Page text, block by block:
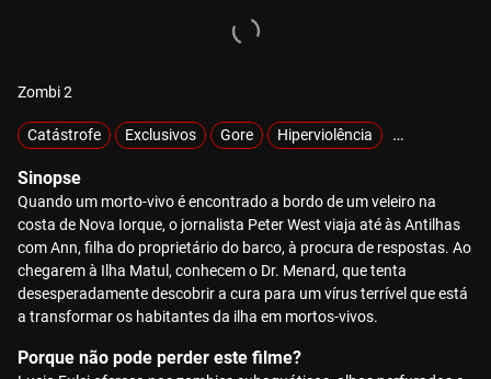
Zombi 2
Catástrofe Exclusivos Gore Hiperviolência Sobrevivência
Sinopse
Quando um morto-vivo é encontrado a bordo de um veleiro na
costa de Nova Iorque, o jornalista Peter West viaja até às Antilhas
com Ann, filha do proprietário do barco, à procura de respostas. Ao
chegarem à Ilha Matul, conhecem o Dr. Menard, que tenta
desesperadamente descobrir a cura para um vírus terrível que está
a transformar os habitantes da ilha em mortos-vivos.
Porque não pode perder este filme?